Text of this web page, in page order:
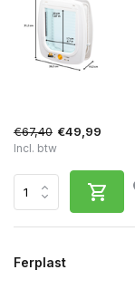
€67,40 €49,99
Incl. btw
Ferplast